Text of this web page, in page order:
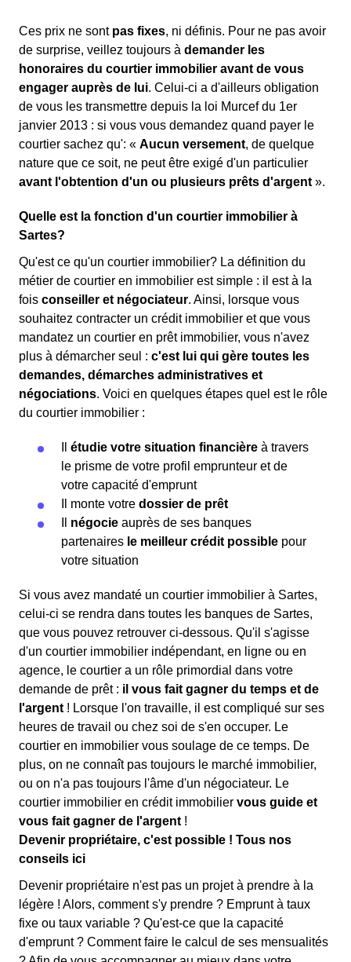
Ces prix ne sont pas fixes, ni définis. Pour ne pas avoir
de surprise, veillez toujours à demander les
honoraires du courtier immobilier avant de vous
engager auprès de lui. Celui-ci a d'ailleurs obligation
de vous les transmettre depuis la loi Murcef du 1er
janvier 2013 : si vous vous demandez quand payer le
courtier sachez qu': « Aucun versement, de quelque
nature que ce soit, ne peut être exigé d'un particulier
avant l'obtention d'un ou plusieurs prêts d'argent ».
Quelle est la fonction d'un courtier immobilier à
Sartes?
Qu'est ce qu'un courtier immobilier? La définition du
métier de courtier en immobilier est simple : il est à la
fois conseiller et négociateur. Ainsi, lorsque vous
souhaitez contracter un crédit immobilier et que vous
mandatez un courtier en prêt immobilier, vous n'avez
plus à démarcher seul : c'est lui qui gère toutes les
demandes, démarches administratives et
négociations. Voici en quelques étapes quel est le rôle
du courtier immobilier :
étudie votre situation financière à travers
le prisme de votre profil emprunteur et de
votre capacité d'emprunt
Il monte votre dossier de prêt
négocie auprès de ses banques
partenaires le meilleur crédit possible pour
votre situation
Si vous avez mandaté un courtier immobilier à Sartes,
celui-ci se rendra dans toutes les banques de Sartes,
que vous pouvez retrouver ci-dessous. Qu'il s'agisse
d'un courtier immobilier indépendant, en ligne ou en
agence, le courtier a un rôle primordial dans votre
demande de prêt : il vous fait gagner du temps et de
l'argent ! Lorsque l'on travaille, il est compliqué sur ses
heures de travail ou chez soi de s'en occuper. Le
courtier en immobilier vous soulage de ce temps. De
plus, on ne connaît pas toujours le marché immobilier,
ou on n'a pas toujours l'âme d'un négociateur. Le
courtier immobilier en crédit immobilier vous guide et
vous fait gagner de l'argent !
Devenir propriétaire, c'est possible ! Tous nos
conseils ici
Devenir propriétaire n'est pas un projet à prendre à la
légère ! Alors, comment s'y prendre ? Emprunt à taux
fixe ou taux variable ? Qu'est-ce que la capacité
d'emprunt ? Comment faire le calcul de ses mensualités